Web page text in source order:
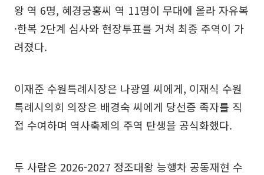
왕 역 6명, 혜경궁홍씨 역 11명이 무대에 올라 자유복
·한복 2단계 심사와 현장투표를 거쳐 최종 주역이 가
려졌다.
이재준 수원특례시장은 나광열 씨에게, 이재식 수원
특례시의회 의장은 배경숙 씨에게 당선증 족자를 직
접 수여하며 역사축제의 주역 탄생을 공식화했다.
두 사람은 2026-2027 정조대왕 능행차 공동재현 수